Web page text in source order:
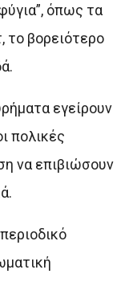
όπως τα
το βορειότερο
εγείρουν
πολικές
να επιβιώσουν